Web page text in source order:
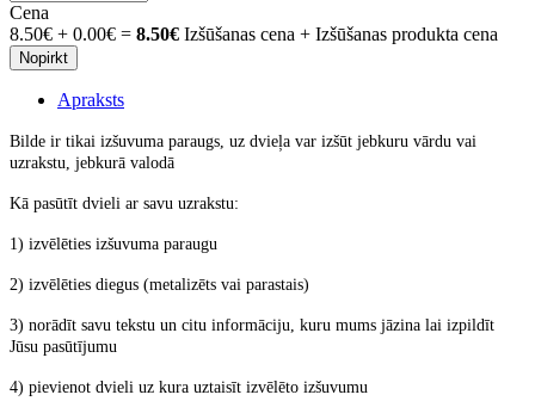
Cena
8.50€ + 0.00€ = 8.50€ Izšūšanas cena + Izšūšanas produkta cena
Nopirkt
Apraksts
Bilde ir tikai izšuvuma paraugs, uz dvieļa var izšūt jebkuru vārdu vai
uzrakstu, jebkurā valodā
Kā pasūtīt dvieli ar savu uzrakstu:
1) izvēlēties izšuvuma paraugu
2) izvēlēties diegus (metalizēts vai parastais)
3) norādīt savu tekstu un citu informāciju, kuru mums jāzina lai izpildīt
Jūsu pasūtījumu
4) pievienot dvieli uz kura uztaisīt izvēlēto izšuvumu